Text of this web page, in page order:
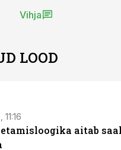
Vihja
LOOD
aitab